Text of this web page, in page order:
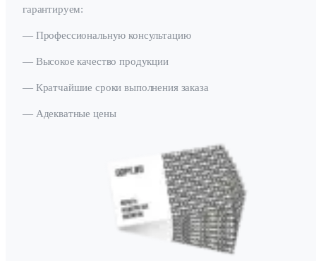
гарантируем:
— Профессиональную консультацию
— Высокое качество продукции
— Кратчайшие сроки выполнения заказа
— Адекватные цены